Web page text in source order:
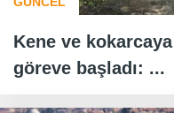
Kene ve
göreve başladı: ...